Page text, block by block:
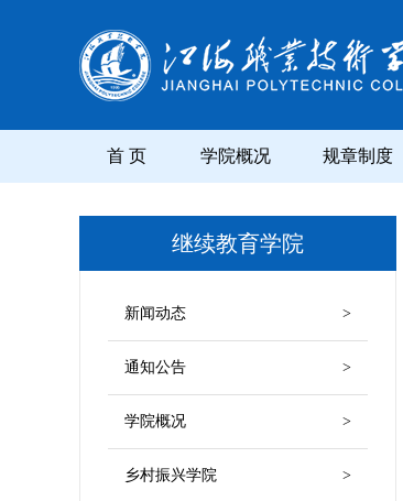
首 页 学院概况 规章制度
继续教育学院
>
新闻动态
>
通知公告
>
学院概况
>
乡村振兴学院